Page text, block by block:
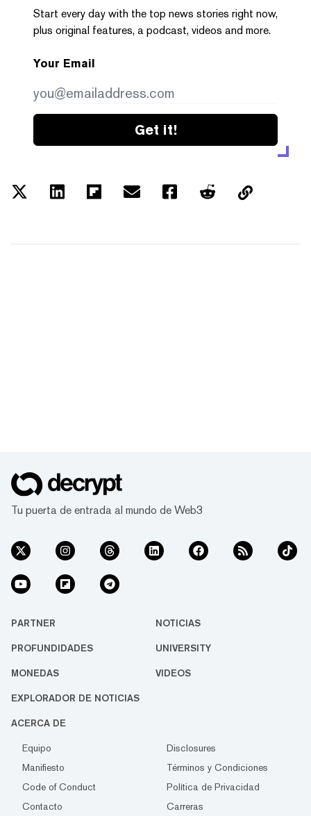
Start every day with the top news stories right now,
plus original features, a podcast, videos and more.
Your Email
Get it!
Tu puerta de entrada al mundo de Web3
PARTNER NOTICIAS
PROFUNDIDADES UNIVERSITY
MONEDAS VIDEOS
EXPLORADOR DE NOTICIAS
ACERCA DE
Equipo
Disclosures
Manifiesto
Términos y Condiciones
Code of Conduct
Política de Privacidad
Contacto
Carreras